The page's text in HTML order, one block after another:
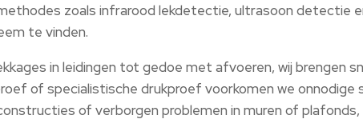
zoals infrarood lekdetectie, ultrasoon detectie
te vinden.
in leidingen tot gedoe met afvoeren, wij brengen
of specialistische drukproef voorkomen we
of verborgen problemen in muren of